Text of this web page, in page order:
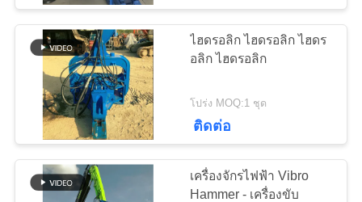
ติดต่อ
เรา
คดี
ด้านข้าง
เครื่องขับสี่คัน
ไฮดรอลิก ไฮดรอลิก ไฮดร
อลิก ไฮดรอลิก
โปร่ง MOQ:1 ชุด
ติดต่อ
เครื่องจักรไฟฟ้า Vibro
Hammer - เครื่องขับ